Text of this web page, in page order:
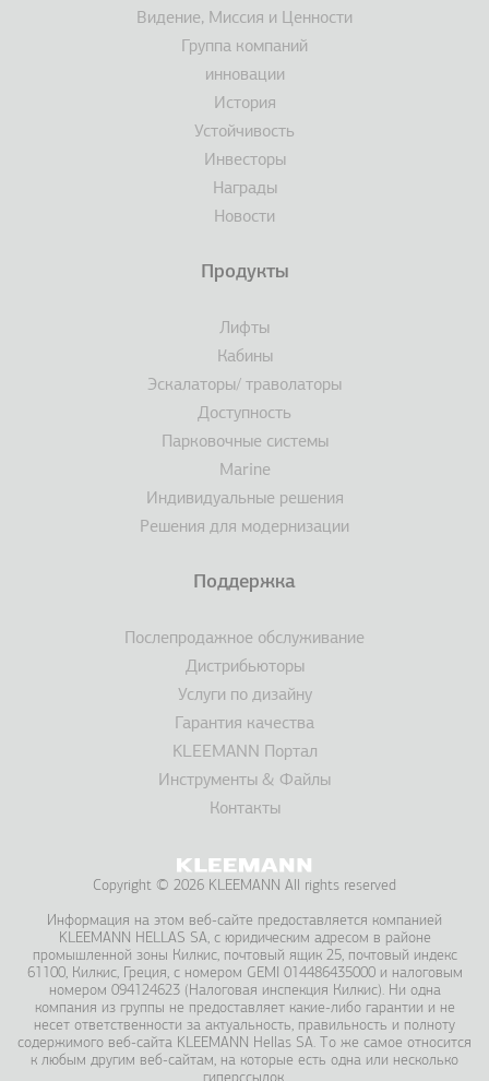
Видение, Миссия и Ценности
Группа компаний
инновации
История
Устойчивость
Инвесторы
Награды
Новости
Продукты
Лифты
Кабины
Эскалаторы/ траволаторы
Доступность
Парковочные системы
Marine
Индивидуальные решения
Решения для модернизации
Поддержка
Послепродажное обслуживание
Дистрибьюторы
Услуги по дизайну
Гарантия качества
KLEEMANN Портал
Инструменты & Файлы
Контакты
Copyright © 2026 KLEEMANN All rights reserved
Информация на этом веб-сайте предоставляется компанией
KLEEMANΝ HELLAS SA, с юридическим адресом в районе
промышленной зоны Килкис, почтовый ящик 25, почтовый индекс
61100, Килкис, Греция, с номером GEMI 014486435000 и налоговым
номером 094124623 (Налоговая инспекция Килкис). Ни одна
компания из группы не предоставляет какие-либо гарантии и не
несет ответственности за актуальность, правильность и полноту
содержимого веб-сайта KLEEMANN Hellas SA. То же самое относится
к любым другим веб-сайтам, на которые есть одна или несколько